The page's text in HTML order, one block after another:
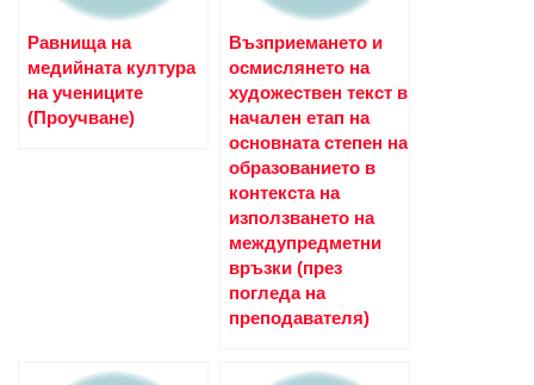
Равнища на
медийната култура
на учениците
(Проучване)
Възприемането и
осмислянето на
художествен текст в
начален етап на
основната степен на
образованието в
контекста на
използването на
междупредметни
връзки (през
погледа на
преподавателя)